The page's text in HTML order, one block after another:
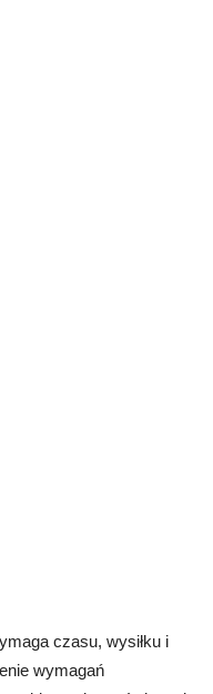
czasu, wysiłku i
wymagań